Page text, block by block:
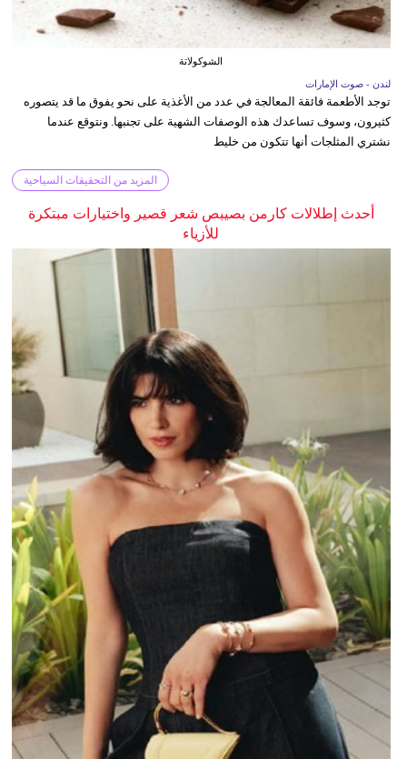
الشوكولاتة
لندن - صوت الإمارات
توجد الأطعمة فائقة المعالجة في عدد من الأغذية على نحو يفوق ما قد يتصوره
كثيرون، وسوف تساعدك هذه الوصفات الشهية على تجنبها. ونتوقع عندما
نشتري المثلجات أنها تتكون من خليط
المزيد من التحقيقات السياحية
أحدث إطلالات كارمن بصيبص شعر قصير واختيارات مبتكرة
للأزياء